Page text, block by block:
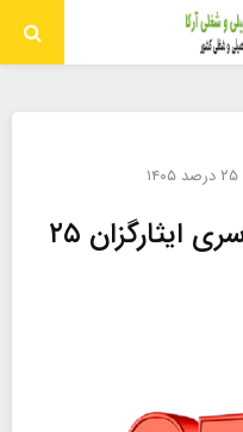
انتخاب رشته کنکور سراسری ایثارگزان ۲۵